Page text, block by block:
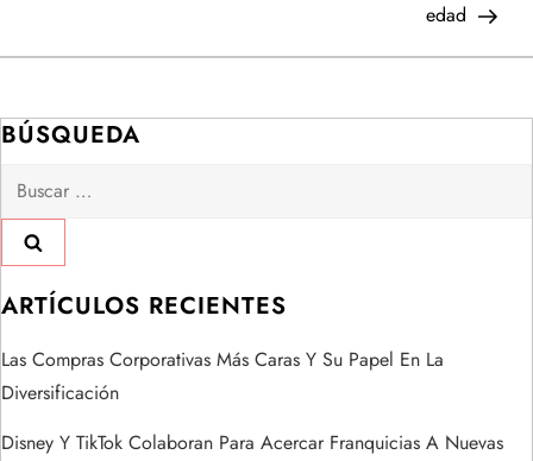
e
g
a
c
i
ó
n
edad
BÚSQUEDA
Buscar:
ARTÍCULOS RECIENTES
Las Compras Corporativas Más Caras Y Su Papel En La
Diversificación
Disney Y TikTok Colaboran Para Acercar Franquicias A Nuevas